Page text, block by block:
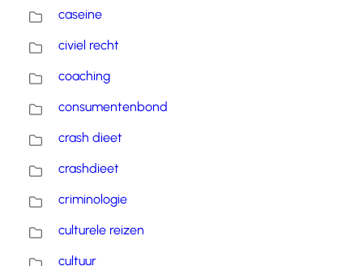
caseine
civiel recht
coaching
consumentenbond
crash dieet
crashdieet
criminologie
culturele reizen
cultuur